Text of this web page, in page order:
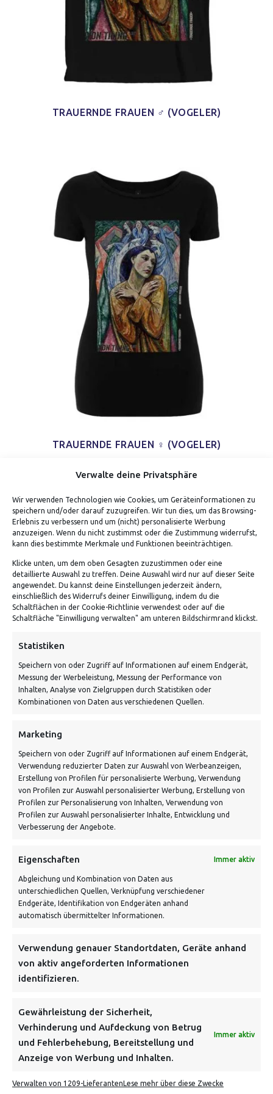
Verwalte deine Privatsphäre
Wir verwenden Technologien wie Cookies, um Geräteinformationen zu
speichern und/oder darauf zuzugreifen. Wir tun dies, um das Browsing-
Erlebnis zu verbessern und um (nicht) personalisierte Werbung
anzuzeigen. Wenn du nicht zustimmst oder die Zustimmung widerrufst,
kann dies bestimmte Merkmale und Funktionen beeinträchtigen.
Klicke unten, um dem oben Gesagten zuzustimmen oder eine
detaillierte Auswahl zu treffen. Deine Auswahl wird nur auf dieser Seite
angewendet. Du kannst deine Einstellungen jederzeit ändern,
einschließlich des Widerrufs deiner Einwilligung, indem du die
Schaltflächen in der Cookie-Richtlinie verwendest oder auf die
Schaltfläche "Einwilligung verwalten" am unteren Bildschirmrand klickst.
Statistiken
Speichern von oder Zugriff auf Informationen auf einem Endgerät,
Messung der Werbeleistung, Messung der Performance von
Inhalten, Analyse von Zielgruppen durch Statistiken oder
Kombinationen von Daten aus verschiedenen Quellen.
Marketing
Speichern von oder Zugriff auf Informationen auf einem Endgerät,
Verwendung reduzierter Daten zur Auswahl von Werbeanzeigen,
Erstellung von Profilen für personalisierte Werbung, Verwendung
von Profilen zur Auswahl personalisierter Werbung, Erstellung von
Profilen zur Personalisierung von Inhalten, Verwendung von
Profilen zur Auswahl personalisierter Inhalte, Entwicklung und
Verbesserung der Angebote.
Eigenschaften Immer aktiv
Abgleichung und Kombination von Daten aus
unterschiedlichen Quellen, Verknüpfung verschiedener
Endgeräte, Identifikation von Endgeräten anhand
automatisch übermittelter Informationen.
Verwendung genauer Standortdaten, Geräte anhand
von aktiv angeforderten Informationen
identifizieren.
Gewährleistung der Sicherheit,
Verhinderung und Aufdeckung von Betrug
und Fehlerbehebung, Bereitstellung und
Anzeige von Werbung und Inhalten.
Immer aktiv
Verwalten von 1209-LieferantenLese mehr über diese Zwecke
TRAUERNDE FRAUEN ♂ (VOGELER)
TRAUERNDE FRAUEN ♀ (VOGELER)
ADRESSE
Von Tiling GmbH
Kontakt: Mo - Fr von 10:00 bis 18:00 Uhr
info@vontiling.de
VERSANDKOSTENHINWEIS:
NEWSLETTER
Danke, deine Registrierung war erfolgreich! Bitte prüfe
FOLGE UNS
INFORMATIONEN